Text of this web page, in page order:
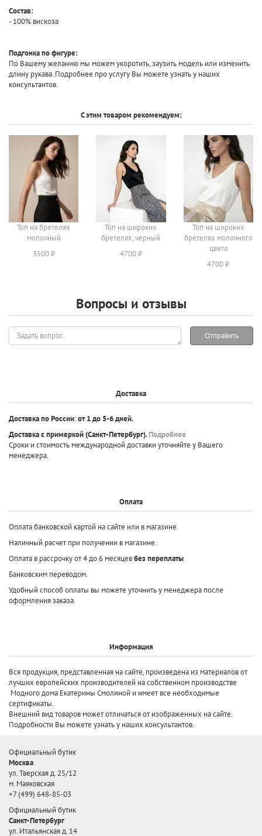
Состав:
- 100% вискоза
Подгонка по фигуре:
По Вашему желанию мы можем укоротить, заузить модель или изменить
длину рукава. Подробнее про услугу Вы можете узнать у наших
консультантов.
С этим товаром рекомендуем:
Топ на бретелях
молочный
3500 ₽
Топ на широких
бретелях, черный
4700 ₽
Топ на широких
бретелях молочного
цвета
4700 ₽
Вопросы и отзывы
Задать
вопрос
Отправить
Доставка
Доставка по России:от 1 до 5-6 дней.
Доставка с примеркой(Санкт-Петербург).Подробнее
Сроки и стоимость международной доставки уточняйте у Вашего
менеджера.
Оплата
Оплата банковской картой на сайте или в магазине.
Наличный расчет при получении в магазине.
Оплата в рассрочку от 4 до 6 месяцевбез переплаты
Банковским переводом.
Удобный способ оплаты вы можете уточнить у менеджера после
оформления заказа.
Информация
Вся продукция, представленная на сайте, произведена из материалов от
лучших европейских производителей на собственном производстве
Модного дома Екатерины Смолиной и имеет все необходимые
сертификаты.
Внешний вид товаров может отличаться от изображенных на сайте.
Подробности Вы можете узнать у наших консультантов.
Официальный бутик
Москва
ул. Тверская д. 25/12
м. Маяковская
+7 (499) 648-85-03
Официальный бутик
Санкт-Петербург
ул. Итальянская д. 14